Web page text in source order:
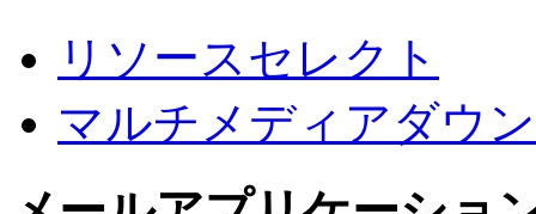
リソースセレクト
マルチメディアダウ